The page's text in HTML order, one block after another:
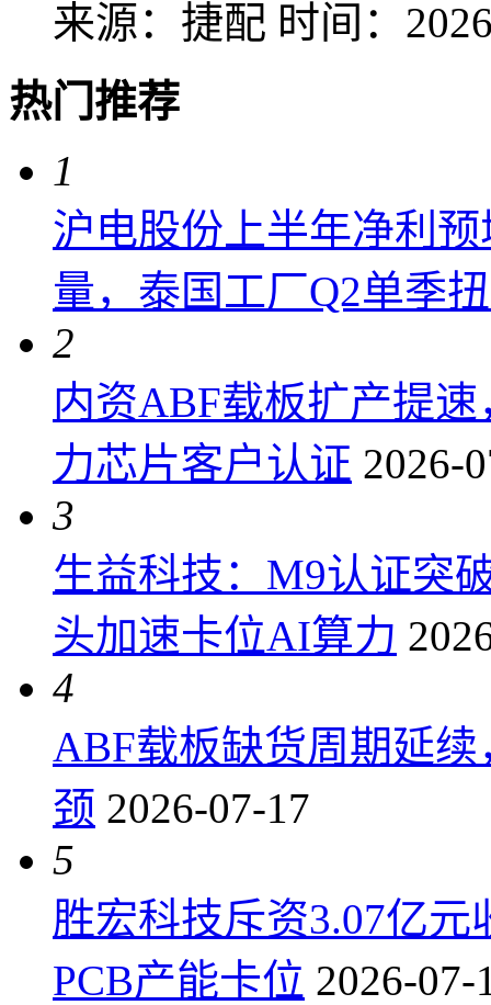
来源：捷配 时间：
热门推荐
1
沪电股份上半年净利
量，泰国工厂Q2单季
2
内资ABF载板扩产提
力芯片客户认证 2026-
3
生益科技：M9认证突
头加速卡位AI算力
4
ABF载板缺货周期延
颈 2026-07-17
5
胜宏科技斥资3.07亿
PCB产能卡位 2026-07-